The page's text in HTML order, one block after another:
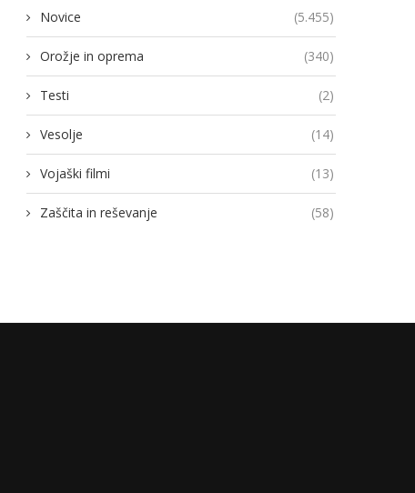
Novice (5.455)
Orožje in oprema (340)
Testi (2)
Vesolje (14)
Vojaški filmi (13)
Zaščita in reševanje (58)